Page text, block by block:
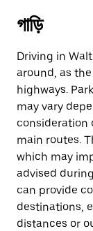
গাড়ি
Driving in
around, as
highways.
may vary
consideration
main routes.
which may
advised
can provide
destinations,
distances or